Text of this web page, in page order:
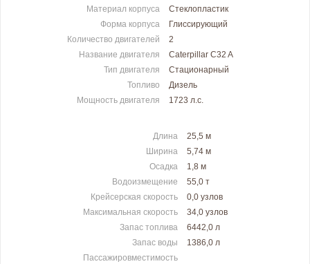
Материал корпуса
Стеклопластик
Форма корпуса
Глиссирующий
Количество двигателей
2
Название двигателя
Caterpillar C32 A
Тип двигателя
Стационарный
Топливо
Дизель
Мощность двигателя
1723 л.c.
Длина
25,5 м
Ширина
5,74 м
Осадка
1,8 м
Водоизмещение
55,0 т
Крейсерская скорость
0,0 узлов
Максимальная скорость
34,0 узлов
Запас топлива
6442,0 л
Запас воды
1386,0 л
Пассажировместимость